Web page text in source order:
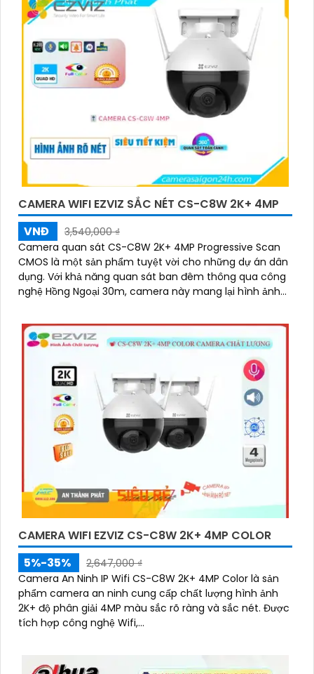
CAMERA WIFI EZVIZ SẮC NÉT CS-C8W 2K+ 4MP
VNĐ
3,540,000 ₫
Camera quan sát CS-C8W 2K+ 4MP Progressive Scan
CMOS là một sản phẩm tuyệt vời cho những dự án dân
dụng. Với khả năng quan sát ban đêm thông qua công
nghệ Hồng Ngoại 30m, camera này mang lại hình ảnh
CAMERA WIFI EZVIZ CS-C8W 2K+ 4MP COLOR
5%-35%
2,647,000 ₫
Camera An Ninh IP Wifi CS-C8W 2K+ 4MP Color là sản
phẩm camera an ninh cung cấp chất lượng hình ảnh
2K+ độ phân giải 4MP màu sắc rõ ràng và sắc nét. Được
tích hợp công nghệ Wifi,...